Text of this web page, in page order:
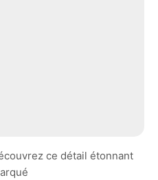
ce détail étonnant